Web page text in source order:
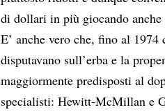
di dollari in più giocando
E’ anche vero che, fino al
disputavano sull’erba e la
maggiormente predisposti al
specialisti: Hewitt-McMillan e